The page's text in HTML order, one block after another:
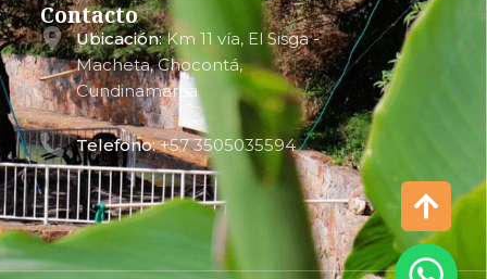
Contacto
Ubicación:Km 11 vía, El Sisga -
Macheta, Chocontá,
Cundinamarca
Telefono:+57 3505035594